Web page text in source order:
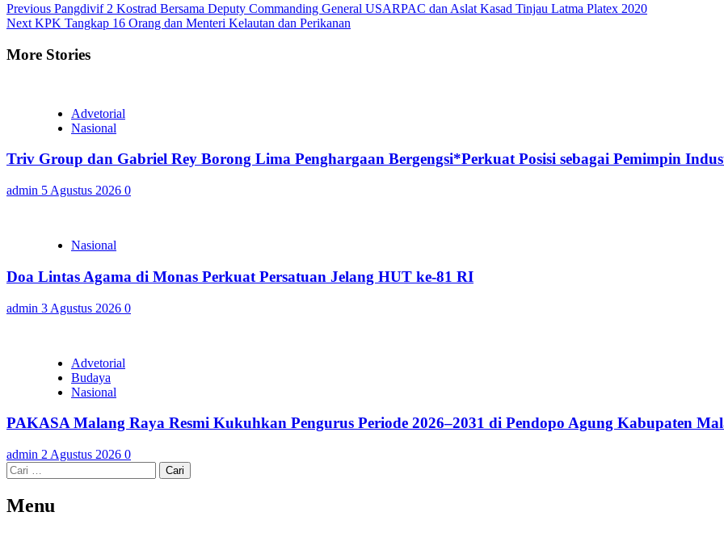
Continue
Reading
Previous Pangdivif 2 Kostrad Bersama Deputy Commanding General USARPAC dan Aslat Kasad Tinjau Latma Platex 2020
Next KPK Tangkap 16 Orang dan Menteri Kelautan dan Perikanan
More Stories
Advetorial
Nasional
Triv Group dan Gabriel Rey Borong Lima Penghargaan Bergengsi*Perkuat Posisi sebagai Pemimpin
admin 5 Agustus 2026 0
Nasional
Doa Lintas Agama di Monas Perkuat Persatuan Jelang HUT ke-81 RI
admin 3 Agustus 2026 0
Advetorial
Budaya
Nasional
PAKASA Malang Raya Resmi Kukuhkan Pengurus Periode 2026–2031 di Pendopo Agung Kabupaten
admin 2 Agustus 2026 0
Cari
untuk:
Menu